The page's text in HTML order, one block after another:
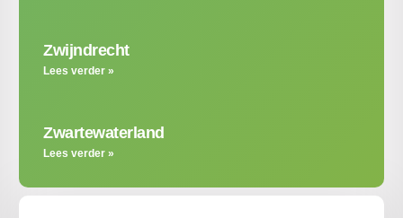
Zwijndrecht
Lees verder »
Zwartewaterland
Lees verder »